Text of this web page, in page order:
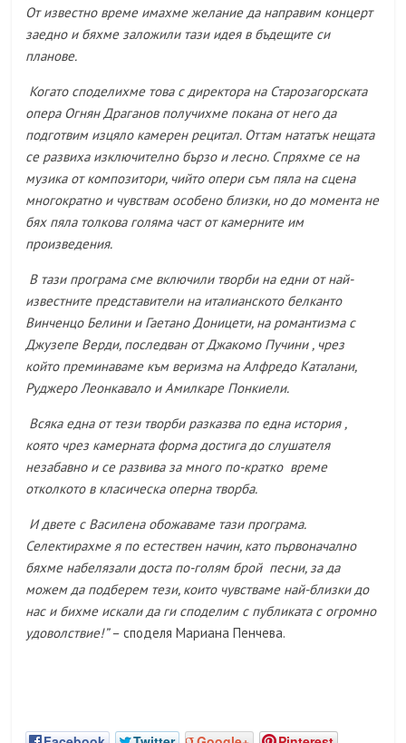
От известно време имахме желание да направим концерт
заедно и бяхме заложили тази идея в бъдещите си
планове.
Когато споделихме това с директора на Старозагорската
опера Огнян Драганов получихме покана от него да
подготвим изцяло камерен рецитал. Оттам нататък нещата
се развиха изключително бързо и лесно. Спряхме се на
музика от композитори, чийто опери съм пяла на сцена
многократно и чувствам особено близки, но до момента не
бях пяла толкова голяма част от камерните им
произведения.
В тази програма сме включили творби на едни от най-
известните представители на италианското белканто
Винченцо Белини и Гаетано Доницети, на романтизма с
Джузепе Верди, последван от Джакомо Пучини , чрез
който преминаваме към веризма на Алфредо Каталани,
Руджеро Леонкавало и Амилкаре Понкиели.
Всяка една от тези творби разказва по една история ,
която чрез камерната форма достига до слушателя
незабавно и се развива за много по-кратко време
отколкото в класическа оперна творба.
И двете с Василена обожаваме тази програма.
Селектирахме я по естествен начин, като първоначално
бяхме набелязали доста по-голям брой песни, за да
можем да подберем тези, които чувстваме най-близки до
нас и бихме искали да ги споделим с публиката с огромно
удоволствие!” – споделя Мариана Пенчева.